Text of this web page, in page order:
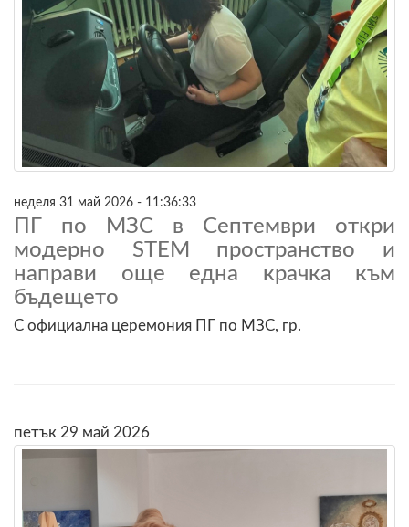
неделя 31 май 2026 - 11:36:33
ПГ по МЗС в Септември откри
модерно STEM пространство и
направи още една крачка към
бъдещето
С официална церемония ПГ по МЗС, гр.
петък 29 май 2026